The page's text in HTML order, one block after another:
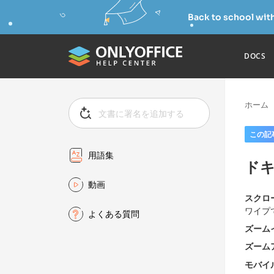
Back to school with
DOCS
用語集
動画
よくある質問
ホーム
この
ド
スクロ
ワイプ
ズーム
ズーム
モバイ